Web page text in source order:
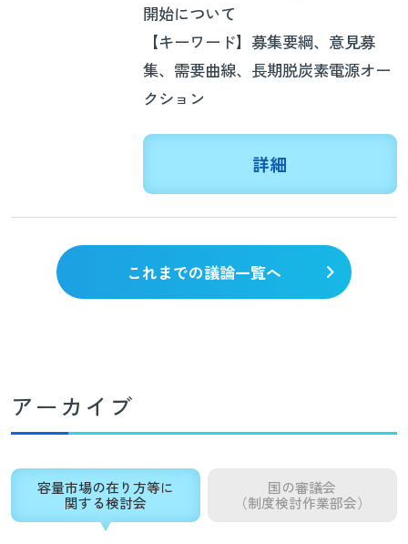
開始について
【キーワード】募集要綱、意見募
集、需要曲線、長期脱炭素電源オー
クション
詳細
これまでの議論一覧へ
アーカイブ
容量市場の在り方等に
関する検討会
国の審議会
（制度検討作業部会）